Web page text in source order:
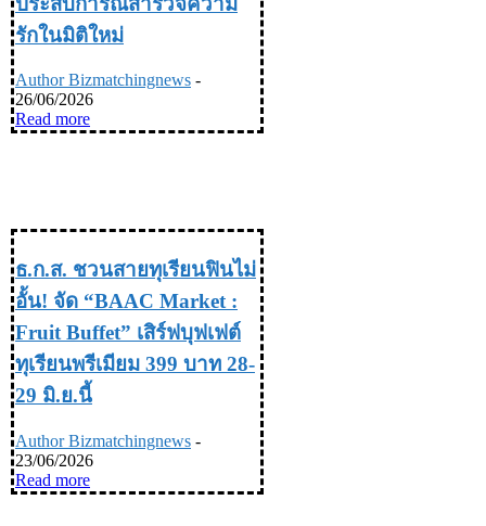
รักในมิติใหม่
Author Bizmatchingnews -
26/06/2026
Read more
ธ.ก.ส. ชวนสายทุเรียนฟินไม่
อั้น! จัด “BAAC Market :
Fruit Buffet” เสิร์ฟบุฟเฟต์
ทุเรียนพรีเมียม 399 บาท 28-
29 มิ.ย.นี้
Author Bizmatchingnews -
23/06/2026
Read more